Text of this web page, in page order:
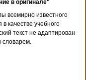
в оригинале"
всемирно известного
качестве учебного
текст не адаптирован
словарем.